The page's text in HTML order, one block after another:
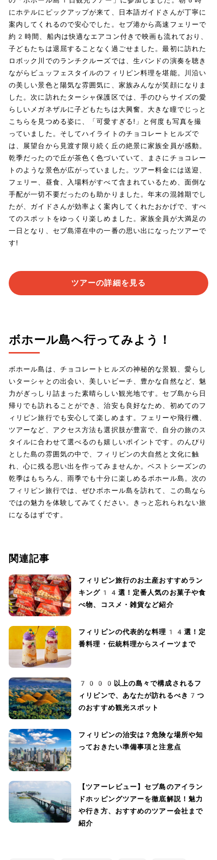
にホテルにピックアップが来て、日本語ガイドさんが丁寧に
案内してくれるので安心でした。セブ港から高速フェリーで
約2時間、船内は快適なエアコン付きで映画も流れており、
子どもたちは退屈することなく過ごせました。最初に訪れた
ロボック川でのランチクルーズでは、生バンドの演奏を聴き
ながらビュッフェスタイルのフィリピン料理を堪能。川沿い
の美しい景色と陽気な雰囲気に、家族みんなが笑顔になりま
した。次に訪れたターシャ保護区では、手のひらサイズの愛
らしいメガネザルに子どもたちは大興奮。大きな瞳でじっと
こちらを見つめる姿に、「可愛すぎる!」と何度も写真を撮
っていました。そしてハイライトのチョコレートヒルズで
は、展望台から見渡す限り続く丘の絶景に家族全員が感動。
乾季だったので丘が茶色く色づいていて、まさにチョコレー
トのような景色が広がっていました。ツアー料金には送迎、
フェリー、昼食、入場料がすべて含まれているため、面倒な
手配が一切不要だったのも助かりました。年末の混雑期でし
たが、ガイドさんが効率よく案内してくれたおかげで、すべ
てのスポットをゆっくり楽しめました。家族全員が大満足の
一日となり、セブ島滞在中の一番の思い出になったツアーで
す!
ツアーの詳細を見る
ボホール島へ行ってみよう！
ボホール島は、チョコレートヒルズの神秘的な景観、愛らし
いターシャとの出会い、美しいビーチ、豊かな自然など、魅
力がぎっしり詰まった素晴らしい観光地です。セブ島から日
帰りでも訪れることができ、治安も良好なため、初めてのフ
ィリピン旅行でも安心して楽しめます。フェリーや飛行機、
ツアーなど、アクセス方法も選択肢が豊富で、自分の旅のス
タイルに合わせて選べるのも嬉しいポイントです。のんびり
とした島の雰囲気の中で、フィリピンの大自然と文化に触
れ、心に残る思い出を作ってみませんか。ベストシーズンの
乾季はもちろん、雨季でも十分に楽しめるボホール島。次の
フィリピン旅行では、ぜひボホール島を訪れて、この島なら
ではの魅力を体験してみてください。きっと忘れられない旅
になるはずです。
関連記事
フィリピン旅行のお土産おすすめラン
キング14選！定番人気のお菓子や食
べ物、コスメ・雑貨など紹介
フィリピンの代表的な料理14選！定
番料理・伝統料理からスイーツまで
7000以上の島々で構成されるフ
ィリピンで、あなたが訪れるべき7つ
のおすすめ観光スポット
フィリピンの治安は？危険な場所や知
っておきたい準備事項と注意点
【ツアーレビュー】セブ島のアイラン
ドホッピングツアーを徹底解説！魅力
や行き方、おすすめのツアー会社まで
紹介